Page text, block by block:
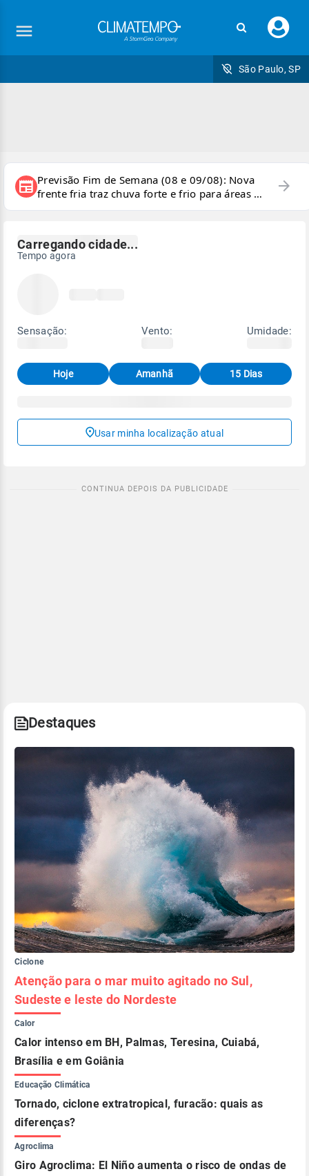
São Paulo, SP
newspaper Previsão Fim de Semana (08 e 09/08): Nova
frente fria traz chuva forte e frio para áreas do
país
arrow_forward
Consulte a previsão do tempo da sua
Carregando cidade...
Tempo agora
Sensação: Vento: Umidade:
Hoje Amanhã 15 Dias
Usar minha localização atual
Últimas notícias
Destaques
Ciclone
Atenção para o mar muito agitado no Sul,
Sudeste e leste do Nordeste
Calor
Calor intenso em BH, Palmas, Teresina, Cuiabá,
Brasília e em Goiânia
Educação Climática
Tornado, ciclone extratropical, furacão: quais as
diferenças?
Agroclima
Giro Agroclima: El Niño aumenta o risco de ondas de